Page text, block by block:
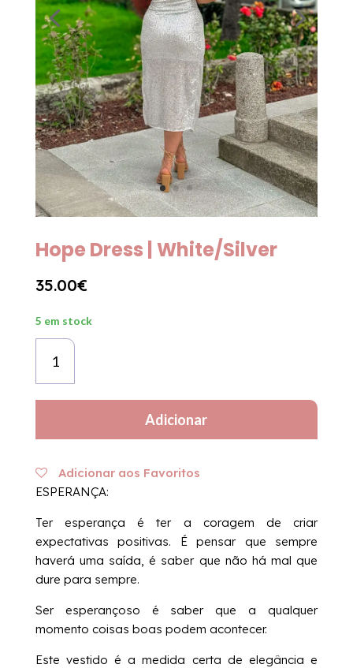
Hope Dress | White/Silver
35.00€
5 em stock
Quantidade
Hope
Adicionar
Adicionar aos Favoritos
ESPERANÇA:
Ter esperança é ter a coragem de criar
expectativas positivas. É pensar que sempre
haverá uma saída, é saber que não há mal que
dure para sempre.
Ser esperançoso é saber que a qualquer
momento coisas boas podem acontecer.
Este vestido é a medida certa de elegância e